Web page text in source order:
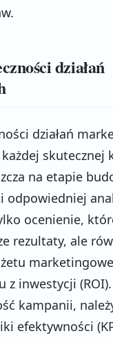
działań
działań
skutecznej
na etapie
odpowiedniej
ocenienie,
rezultaty, ale
z inwestycji
kampanii,
efektywności